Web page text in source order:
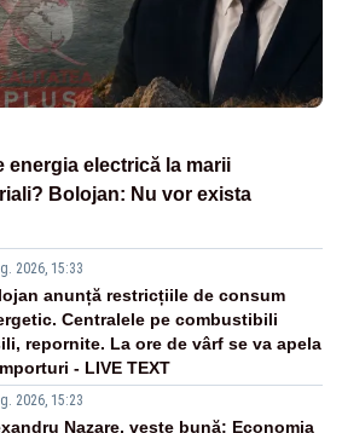
energia electrică la marii
Bolojan: Nu vor exista
2026, 15:33
anunță restricțiile de consum
Centralele pe combustibili
repornite. La ore de vârf se va apela
- LIVE TEXT
2026, 15:23
Nazare, veste bună: Economia